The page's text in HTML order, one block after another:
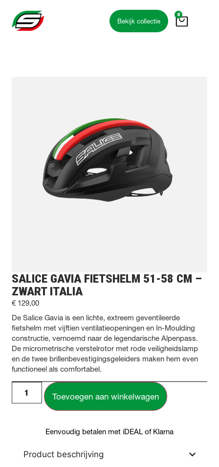
Bekijk collectie
0
SALICE GAVIA FIETSHELM 51-58 CM –
ZWART ITALIA
€ 129,00
De Salice Gavia is een lichte, extreem geventileerde
fietshelm met vijftien ventilatieopeningen en In-Moulding
constructie, vernoemd naar de legendarische Alpenpass.
De micrometrische verstelrotor met rode veiligheidslamp
en de twee brillenbevestigingsgeleiders maken hem even
functioneel als comfortabel.
Toevoegen aan winkelwagen
Eenvoudig betalen met iDEAL of Klarna
Product beschrijving